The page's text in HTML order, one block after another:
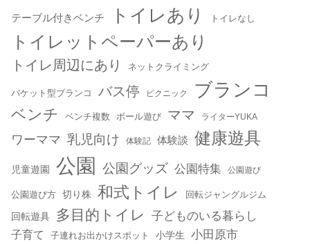
テーブル付きベンチ トイレあり トイレなし
トイレットペーパーあり
トイレ周辺にあり ネットクライミング
バケット型ブランコ バス停 ピクニック ブランコ
ベンチ ベンチ複数 ボール遊び ママ ライターYUKA
ワーママ 乳児向け 体験記 体験談 健康遊具
児童遊園 公園 公園グッズ 公園特集 公園遊び
公園遊び方 切り株 和式トイレ 回転ジャングルジム
回転遊具 多目的トイレ 子どものいる暮らし
子育て 子連れお出かけスポット 小学生 小田原市